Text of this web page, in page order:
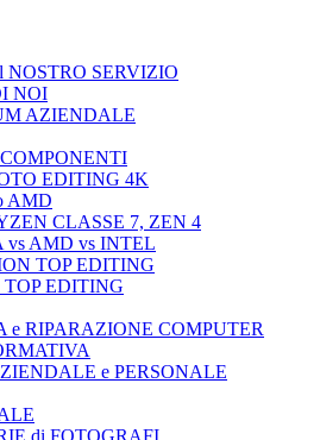
NOSTRO SERVIZIO
NOI
AZIENDALE
EDITING 4K
AMD
CLASSE 7, ZEN 4
vs AMD vs INTEL
TOP EDITING
EDITING
e RIPARAZIONE COMPUTER
e PERSONALE
di FOTOGRAFI